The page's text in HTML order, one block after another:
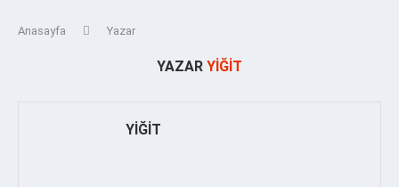
Anasayfa Yazar
YAZAR YIĞIT
YIĞIT